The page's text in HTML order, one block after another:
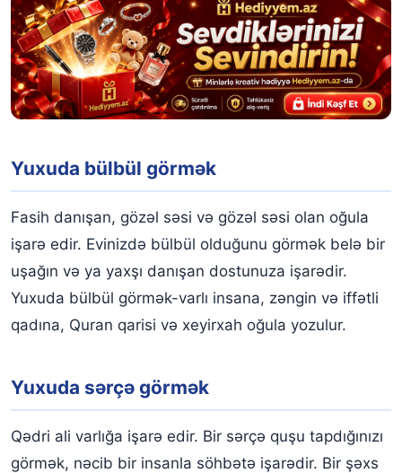
Yuxuda bülbül görmək
Fasih danışan, gözəl səsi və gözəl səsi olan oğula
işarə edir. Evinizdə bülbül olduğunu görmək belə bir
uşağın və ya yaxşı danışan dostunuza işarədir.
Yuxuda bülbül görmək-varlı insana, zəngin və iffətli
qadına, Quran qarisi və xeyirxah oğula yozulur.
Yuxuda sərçə görmək
Qədri ali varlığa işarə edir. Bir sərçə quşu tapdığınızı
görmək, nəcib bir insanla söhbətə işarədir. Bir şəxs